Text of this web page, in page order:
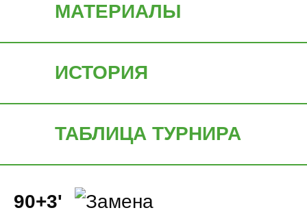
МАТЕРИАЛЫ
ИСТОРИЯ
ТАБЛИЦА ТУРНИРА
90+3'